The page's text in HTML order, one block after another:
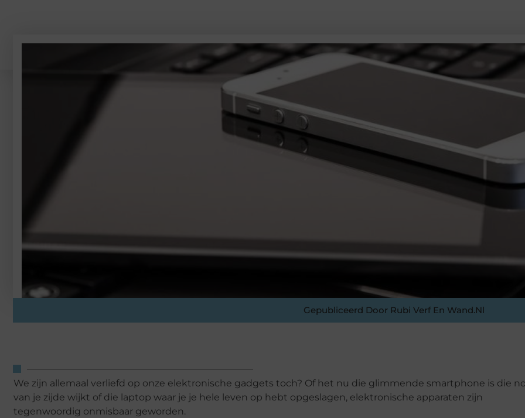
Gepubliceerd Door Rubi Verf En Wand.nl
We zijn allemaal verliefd op onze elektronische gadgets toch? Of het nu die glimmende smartphone is die
van je zijde wijkt of die laptop waar je je hele leven op hebt opgeslagen, elektronische apparaten zijn
tegenwoordig onmisbaar geworden.